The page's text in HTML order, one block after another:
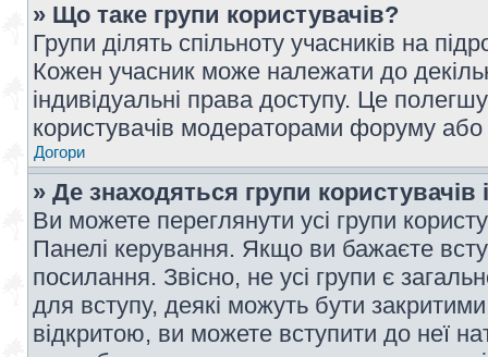
» Що таке групи користувачів?
Групи ділять спільноту учасників на
Кожен учасник може належати до
індивідуальні права доступу. Це
користувачів модераторами форуму
Догори
» Де знаходяться групи користувачів
Ви можете переглянути усі групи
Панелі керування. Якщо ви бажаєте
посилання. Звісно, не усі групи є
для вступу, деякі можуть бути
відкритою, ви можете вступити до неї